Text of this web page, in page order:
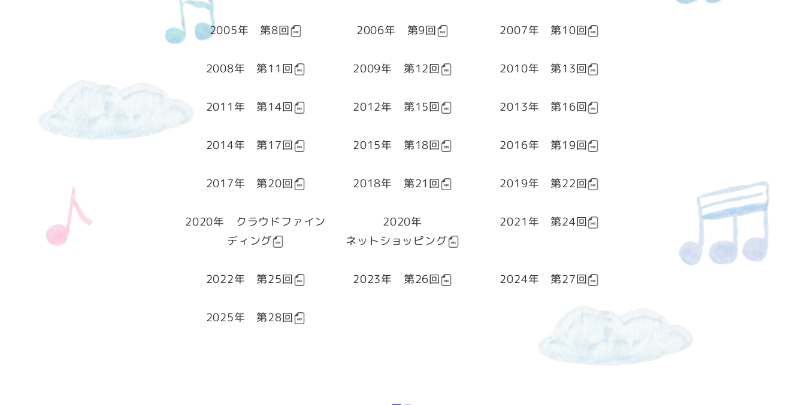
2005年 第8回 2006年 第9回 2007年 第10回
2008年 第11回 2009年 第12回 2010年 第13回
2011年 第14回 2012年 第15回 2013年 第16回
2014年 第17回 2015年 第18回 2016年 第19回
2017年 第20回 2018年 第21回 2019年 第22回
2020年 クラウドファイン
ディング
2020年
ネットショッピング
2021年 第24回
2022年 第25回 2023年 第26回 2024年 第27回
2025年 第28回